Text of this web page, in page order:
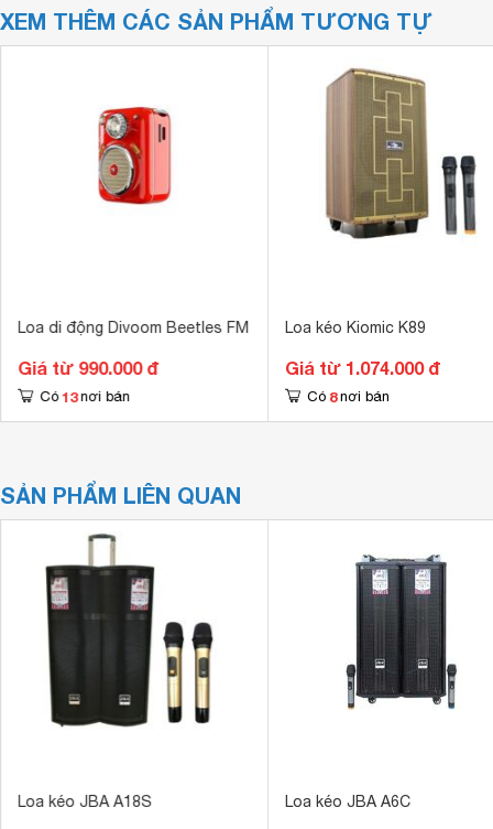
XEM THÊM CÁC SẢN PHẨM TƯƠNG TỰ
Loa di động Divoom Beetles FM
Giá từ 990.000 đ
Có 13 nơi bán
Loa kéo Kiomic K89
Giá từ 1.074.000 đ
Có 8 nơi bán
SẢN PHẨM LIÊN QUAN
Loa kéo JBA A18S Loa kéo JBA A6C